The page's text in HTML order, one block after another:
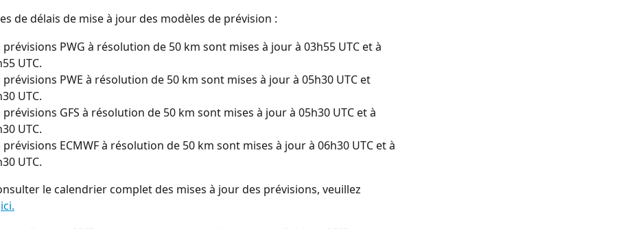
de délais de mise à jour des modèles de prévision :
prévisions PWG à résolution de 50 km sont mises à jour à 03h55 UTC et à
UTC.
prévisions PWE à résolution de 50 km sont mises à jour à 05h30 UTC et
UTC.
prévisions GFS à résolution de 50 km sont mises à jour à 05h30 UTC et à
UTC.
prévisions ECMWF à résolution de 50 km sont mises à jour à 06h30 UTC et à
UTC.
le calendrier complet des mises à jour des prévisions, veuillez
ici.